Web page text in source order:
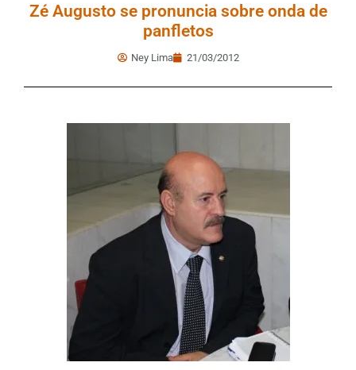
Zé Augusto se pronuncia sobre onda de
panfletos
Ney Lima 21/03/2012